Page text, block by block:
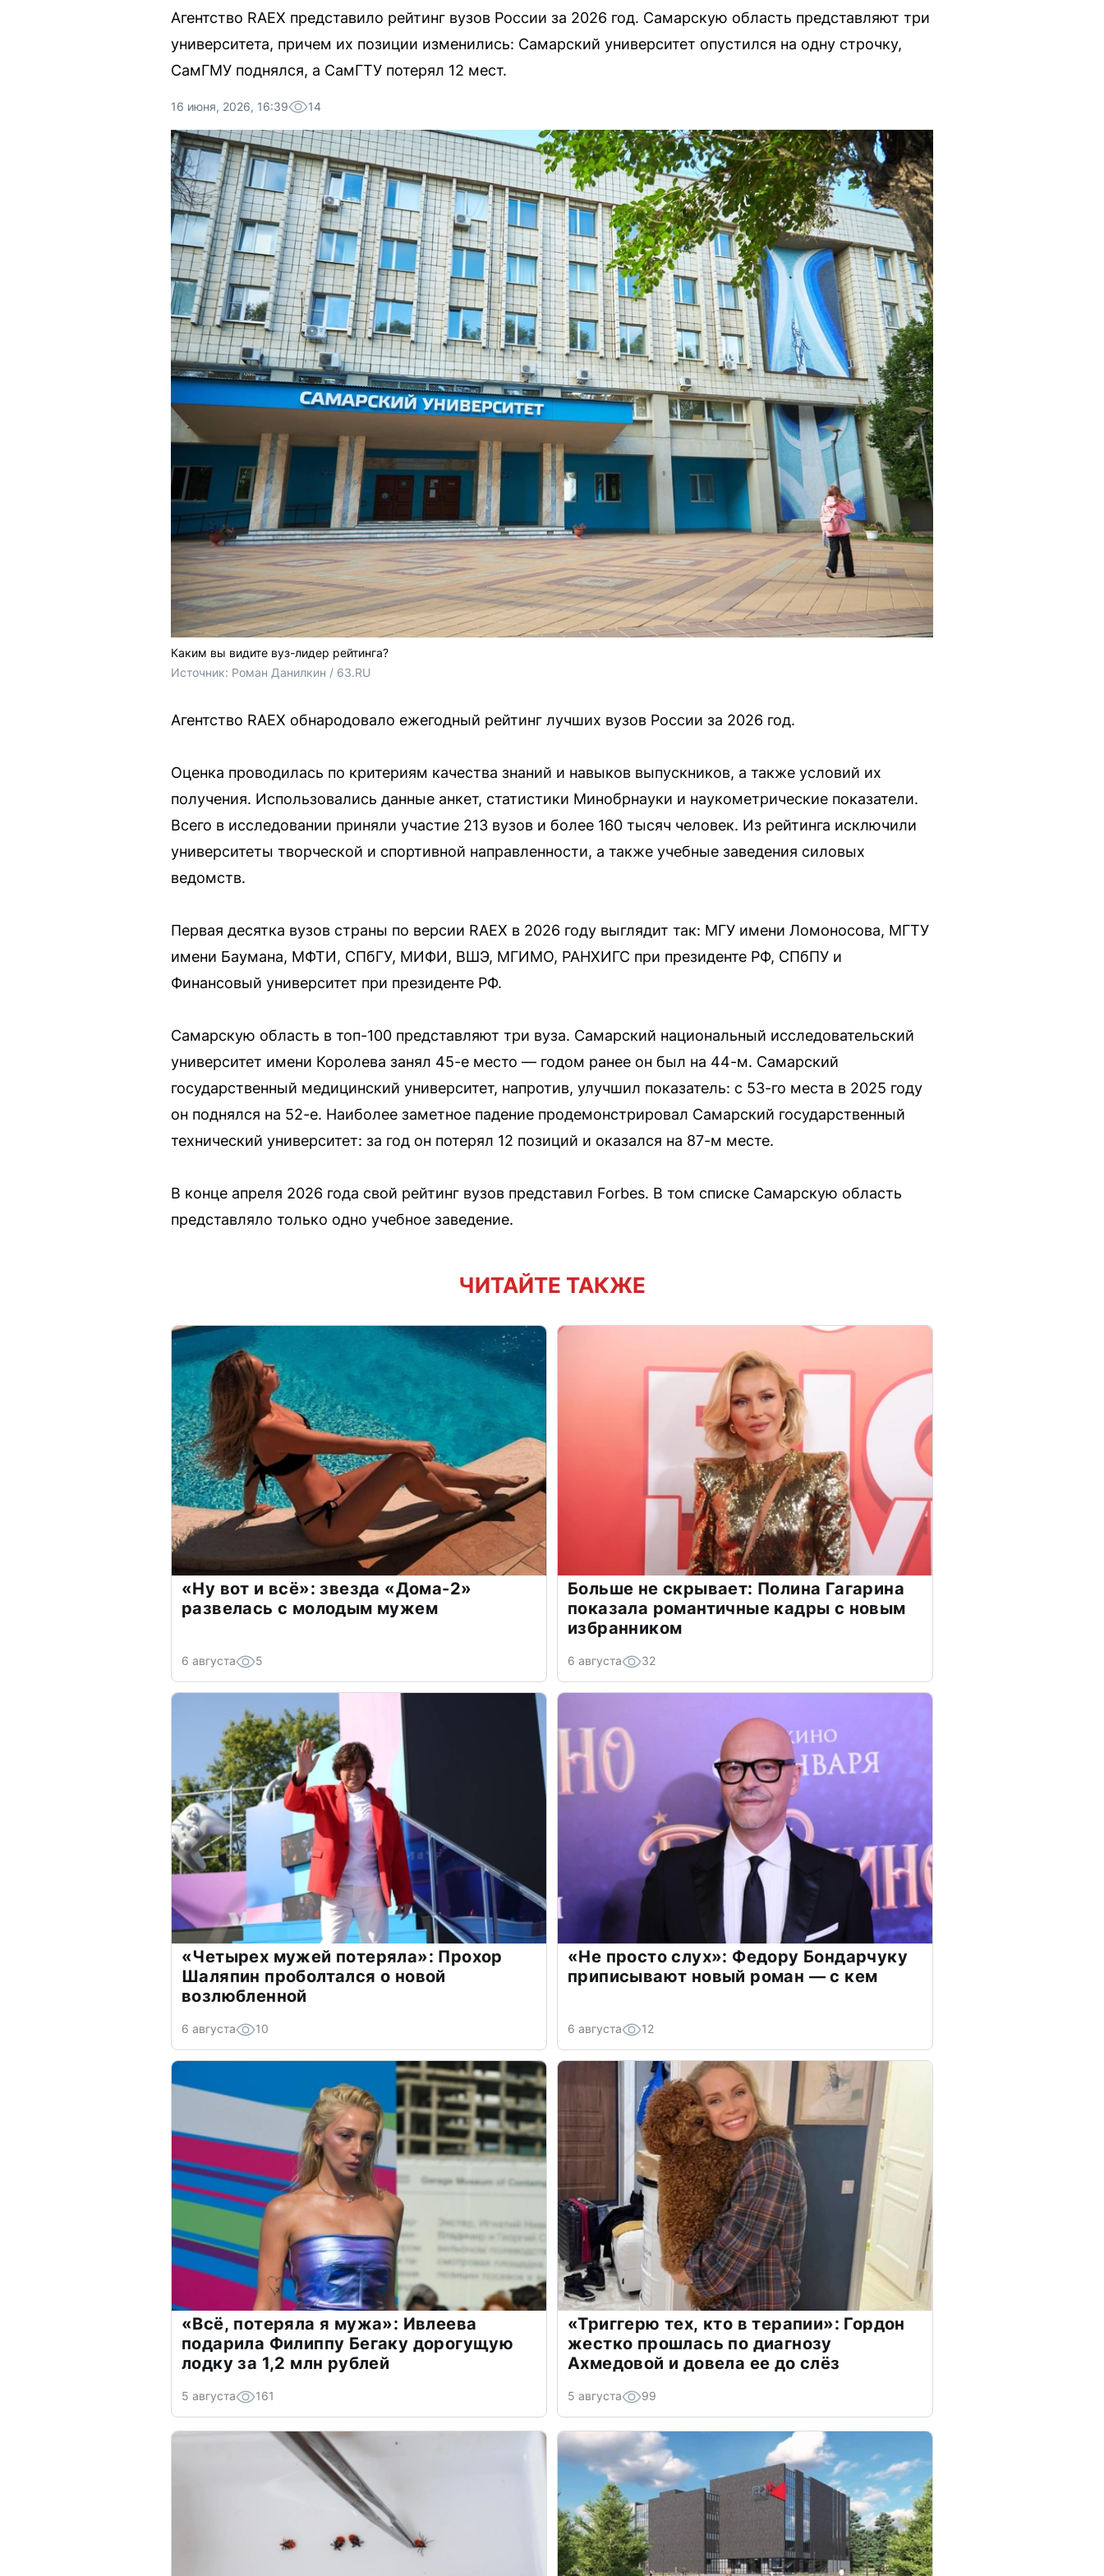
Агентство RAEX представило рейтинг вузов России за 2026 год. Самарскую область представляют три
университета, причем их позиции изменились: Самарский университет опустился на одну строчку,
СамГМУ поднялся, а СамГТУ потерял 12 мест.
16 июня, 2026, 16:39 14
Каким вы видите вуз-лидер рейтинга?
Источник: Роман Данилкин / 63.RU
Агентство RAEX обнародовало ежегодный рейтинг лучших вузов России за 2026 год.
Оценка проводилась по критериям качества знаний и навыков выпускников, а также условий их
получения. Использовались данные анкет, статистики Минобрнауки и наукометрические показатели.
Всего в исследовании приняли участие 213 вузов и более 160 тысяч человек. Из рейтинга исключили
университеты творческой и спортивной направленности, а также учебные заведения силовых
ведомств.
Первая десятка вузов страны по версии RAEX в 2026 году выглядит так: МГУ имени Ломоносова, МГТУ
имени Баумана, МФТИ, СПбГУ, МИФИ, ВШЭ, МГИМО, РАНХИГС при президенте РФ, СПбПУ и
Финансовый университет при президенте РФ.
Самарскую область в топ-100 представляют три вуза. Самарский национальный исследовательский
университет имени Королева занял 45-е место — годом ранее он был на 44-м. Самарский
государственный медицинский университет, напротив, улучшил показатель: с 53-го места в 2025 году
он поднялся на 52-е. Наиболее заметное падение продемонстрировал Самарский государственный
технический университет: за год он потерял 12 позиций и оказался на 87-м месте.
В конце апреля 2026 года свой рейтинг вузов представил Forbes. В том списке Самарскую область
представляло только одно учебное заведение.
ЧИТАЙТЕ ТАКЖЕ
«Ну вот и всё»: звезда «Дома-2»
развелась с молодым мужем
6 августа 5
Больше не скрывает: Полина Гагарина
показала романтичные кадры с новым
избранником
6 августа 32
«Четырех мужей потеряла»: Прохор
Шаляпин проболтался о новой
возлюбленной
6 августа 10
«Не просто слух»: Федору Бондарчуку
приписывают новый роман — с кем
6 августа 12
«Всё, потеряла я мужа»: Ивлеева
подарила Филиппу Бегаку дорогущую
лодку за 1,2 млн рублей
5 августа 161
«Триггерю тех, кто в терапии»: Гордон
жестко прошлась по диагнозу
Ахмедовой и довела ее до слёз
5 августа 99